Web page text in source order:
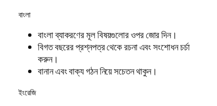
বাংলা
বাংলা ব্যাকরণের মূল বিষয়গুলোর ওপর জোর দিন।
বিগত বছরের প্রশ্নপত্র থেকে রচনা এবং সংশোধন চর্চা
করুন।
বানান এবং বাক্য গঠন নিয়ে সচেতন থাকুন।
ইংরেজি